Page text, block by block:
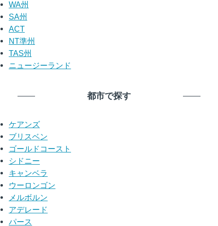
WA州
SA州
ACT
NT準州
TAS州
ニュージーランド
都市で探す
ケアンズ
ブリスベン
ゴールドコースト
シドニー
キャンベラ
ウーロンゴン
メルボルン
アデレード
パース